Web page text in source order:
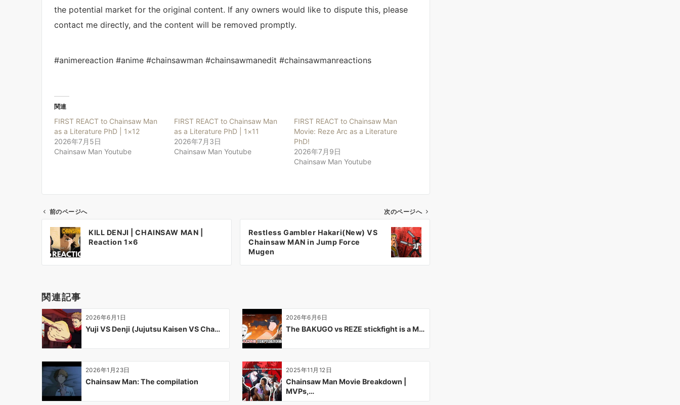
the potential market for the original content. If any owners would like to dispute this, please
contact me directly, and the content will be removed promptly.
#animereaction #anime #chainsawman #chainsawmanedit #chainsawmanreactions
関連
FIRST REACT to Chainsaw Man
as a Literature PhD | 1×12
2026年7月5日
Chainsaw Man Youtube
FIRST REACT to Chainsaw Man
as a Literature PhD | 1×11
2026年7月3日
Chainsaw Man Youtube
FIRST REACT to Chainsaw Man
Movie: Reze Arc as a Literature
PhD!
2026年7月9日
Chainsaw Man Youtube
シ
ョ
ン
前のページへ
KILL DENJI | CHAINSAW MAN |
Reaction 1×6
次のページへ
Restless Gambler Hakari(New) VS
Chainsaw MAN in Jump Force
Mugen
関連記事
2026年6月1日
Yuji VS Denji (Jujutsu Kaisen VS Cha…
2026年6月6日
The BAKUGO vs REZE stickfight is a M…
2026年1月23日
Chainsaw Man: The compilation
2025年11月12日
Chainsaw Man Movie Breakdown |
MVPs,…